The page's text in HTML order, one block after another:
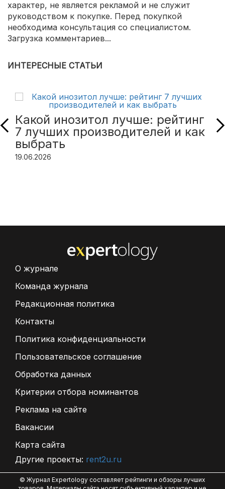
характер, не является рекламой и не служит
руководством к покупке. Перед покупкой
необходима консультация со специалистом.
Загрузка комментариев...
ИНТЕРЕСНЫЕ СТАТЬИ
Какой инозитол лучше: рейтинг
7 лучших производителей и как
выбрать
19.06.2026
О журнале
Команда журнала
Редакционная политика
Контакты
Политика конфиденциальности
Пользовательское соглашение
Обработка данных
Критерии отбора номинантов
Реклама на сайте
Вакансии
Карта сайта
Другие проекты: rent2u.ru
© Журнал Expertology составляет рейтинги и обзоры лучших